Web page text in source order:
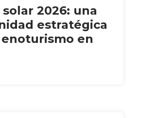
2026: una
estratégica
en